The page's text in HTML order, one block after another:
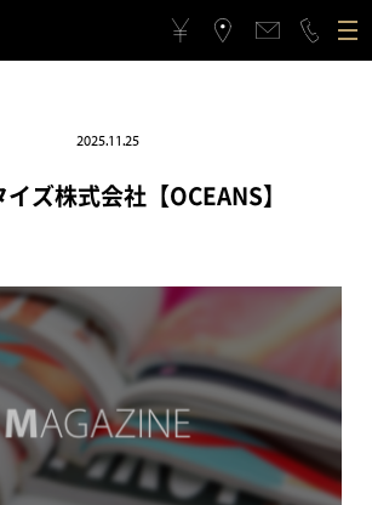
スタッフの思い
スポーツ応援活動
CSRの取り組み
わり
2025.11.25
ズ株式会社【OCEANS】